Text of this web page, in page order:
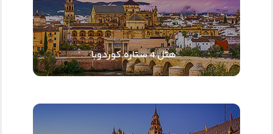
هتل 4 ستاره کوردوبا